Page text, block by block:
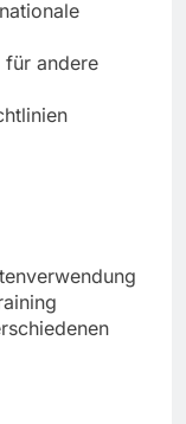
für andere